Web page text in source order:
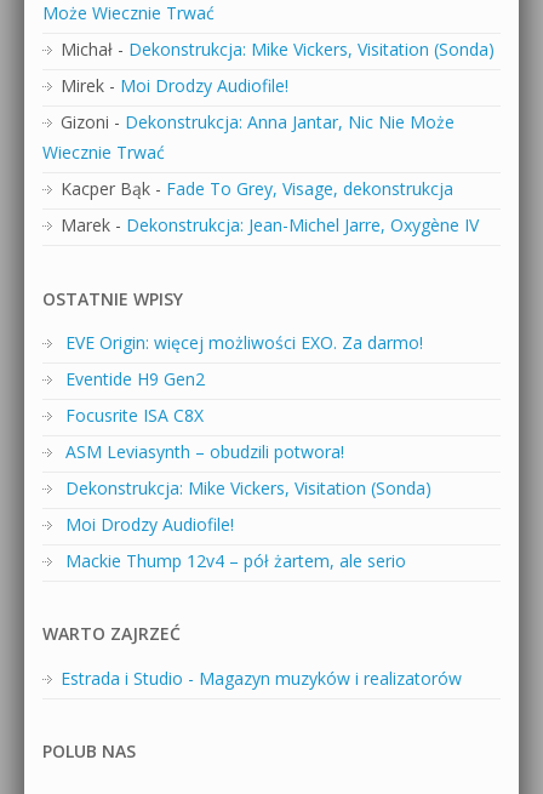
Może Wiecznie Trwać
Michał - Dekonstrukcja: Mike Vickers, Visitation (Sonda)
Mirek - Moi Drodzy Audiofile!
Gizoni - Dekonstrukcja: Anna Jantar, Nic Nie Może
Wiecznie Trwać
Kacper Bąk - Fade To Grey, Visage, dekonstrukcja
Marek - Dekonstrukcja: Jean-Michel Jarre, Oxygène IV
OSTATNIE WPISY
EVE Origin: więcej możliwości EXO. Za darmo!
Eventide H9 Gen2
Focusrite ISA C8X
ASM Leviasynth – obudzili potwora!
Dekonstrukcja: Mike Vickers, Visitation (Sonda)
Moi Drodzy Audiofile!
Mackie Thump 12v4 – pół żartem, ale serio
WARTO ZAJRZEĆ
Estrada i Studio - Magazyn muzyków i realizatorów
POLUB NAS